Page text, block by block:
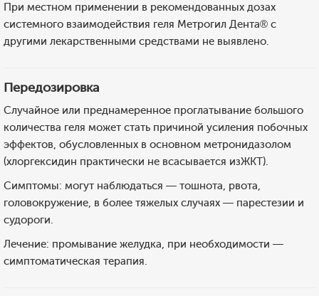
При местном применении в рекомендованных дозах
системного взаимодействия геля Метрогил Дента® с
другими лекарственными средствами не выявлено.
Передозировка
Случайное или преднамеренное проглатывание большого
количества геля может стать причиной усиления побочных
эффектов, обусловленных в основном метронидазолом
(хлоргексидин практически не всасывается изЖКТ).
Симптомы: могут наблюдаться — тошнота, рвота,
головокружение, в более тяжелых случаях — парестезии и
судороги.
Лечение: промывание желудка, при необходимости —
симптоматическая терапия.